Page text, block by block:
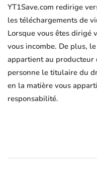
YT1Save.com redirige
les téléchargements de
Lorsque vous êtes dirigé
vous incombe. De plus,
appartient au producteur
personne le titulaire du
en la matière vous
responsabilité.